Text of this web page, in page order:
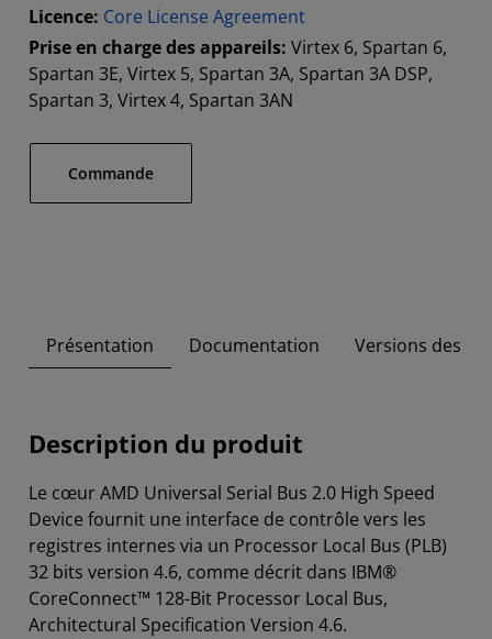
Licence: Core License Agreement
Prise en charge des appareils: Virtex 6, Spartan 6,
Spartan 3E, Virtex 5, Spartan 3A, Spartan 3A DSP,
Spartan 3, Virtex 4, Spartan 3AN
​Commande
Présentation Documentation Versions des
Description du produit
Le cœur AMD Universal Serial Bus 2.0 High Speed
Device fournit une interface de contrôle vers les
registres internes via un Processor Local Bus (PLB)
32 bits version 4.6, comme décrit dans IBM®
CoreConnect™ 128-Bit Processor Local Bus,
Architectural Specification Version 4.6.